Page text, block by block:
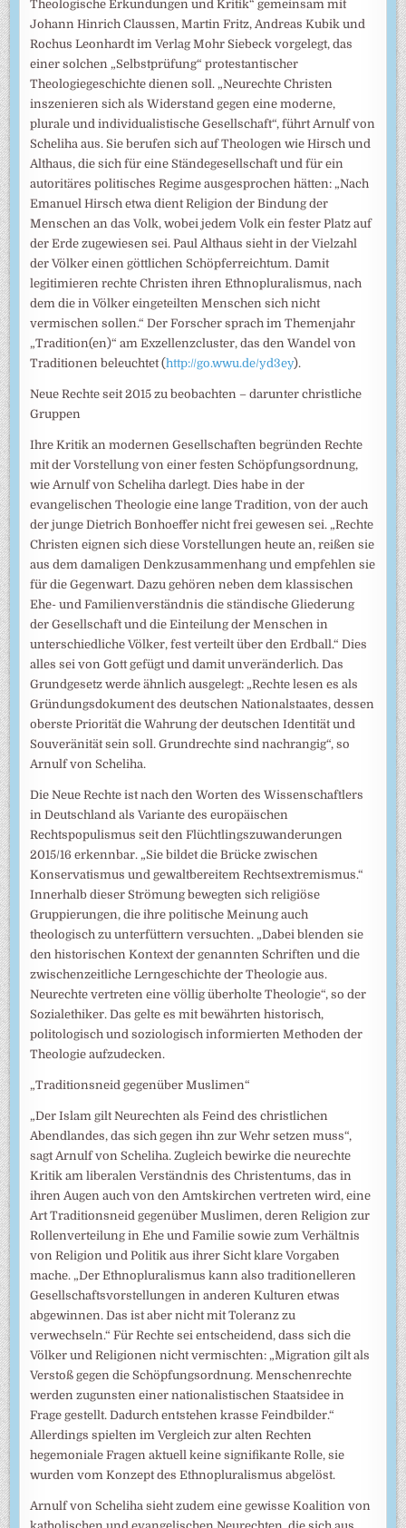
Theologische Erkundungen und Kritik“ gemeinsam mit
Johann Hinrich Claussen, Martin Fritz, Andreas Kubik und
Rochus Leonhardt im Verlag Mohr Siebeck vorgelegt, das
einer solchen „Selbstprüfung“ protestantischer
Theologiegeschichte dienen soll. „Neurechte Christen
inszenieren sich als Widerstand gegen eine moderne,
plurale und individualistische Gesellschaft“, führt Arnulf von
Scheliha aus. Sie berufen sich auf Theologen wie Hirsch und
Althaus, die sich für eine Ständegesellschaft und für ein
autoritäres politisches Regime ausgesprochen hätten: „Nach
Emanuel Hirsch etwa dient Religion der Bindung der
Menschen an das Volk, wobei jedem Volk ein fester Platz auf
der Erde zugewiesen sei. Paul Althaus sieht in der Vielzahl
der Völker einen göttlichen Schöpferreichtum. Damit
legitimieren rechte Christen ihren Ethnopluralismus, nach
dem die in Völker eingeteilten Menschen sich nicht
vermischen sollen.“ Der Forscher sprach im Themenjahr
„Tradition(en)“ am Exzellenzcluster, das den Wandel von
Traditionen beleuchtet (http://go.wwu.de/yd3ey).
Neue Rechte seit 2015 zu beobachten – darunter christliche
Gruppen
Ihre Kritik an modernen Gesellschaften begründen Rechte
mit der Vorstellung von einer festen Schöpfungsordnung,
wie Arnulf von Scheliha darlegt. Dies habe in der
evangelischen Theologie eine lange Tradition, von der auch
der junge Dietrich Bonhoeffer nicht frei gewesen sei. „Rechte
Christen eignen sich diese Vorstellungen heute an, reißen sie
aus dem damaligen Denkzusammenhang und empfehlen sie
für die Gegenwart. Dazu gehören neben dem klassischen
Ehe- und Familienverständnis die ständische Gliederung
der Gesellschaft und die Einteilung der Menschen in
unterschiedliche Völker, fest verteilt über den Erdball.“ Dies
alles sei von Gott gefügt und damit unveränderlich. Das
Grundgesetz werde ähnlich ausgelegt: „Rechte lesen es als
Gründungsdokument des deutschen Nationalstaates, dessen
oberste Priorität die Wahrung der deutschen Identität und
Souveränität sein soll. Grundrechte sind nachrangig“, so
Arnulf von Scheliha.
Die Neue Rechte ist nach den Worten des Wissenschaftlers
in Deutschland als Variante des europäischen
Rechtspopulismus seit den Flüchtlingszuwanderungen
2015/16 erkennbar. „Sie bildet die Brücke zwischen
Konservatismus und gewaltbereitem Rechtsextremismus.“
Innerhalb dieser Strömung bewegten sich religiöse
Gruppierungen, die ihre politische Meinung auch
theologisch zu unterfüttern versuchten. „Dabei blenden sie
den historischen Kontext der genannten Schriften und die
zwischenzeitliche Lerngeschichte der Theologie aus.
Neurechte vertreten eine völlig überholte Theologie“, so der
Sozialethiker. Das gelte es mit bewährten historisch,
politologisch und soziologisch informierten Methoden der
Theologie aufzudecken.
„Traditionsneid gegenüber Muslimen“
„Der Islam gilt Neurechten als Feind des christlichen
Abendlandes, das sich gegen ihn zur Wehr setzen muss“,
sagt Arnulf von Scheliha. Zugleich bewirke die neurechte
Kritik am liberalen Verständnis des Christentums, das in
ihren Augen auch von den Amtskirchen vertreten wird, eine
Art Traditionsneid gegenüber Muslimen, deren Religion zur
Rollenverteilung in Ehe und Familie sowie zum Verhältnis
von Religion und Politik aus ihrer Sicht klare Vorgaben
mache. „Der Ethnopluralismus kann also traditionelleren
Gesellschaftsvorstellungen in anderen Kulturen etwas
abgewinnen. Das ist aber nicht mit Toleranz zu
verwechseln.“ Für Rechte sei entscheidend, dass sich die
Völker und Religionen nicht vermischten: „Migration gilt als
Verstoß gegen die Schöpfungsordnung. Menschenrechte
werden zugunsten einer nationalistischen Staatsidee in
Frage gestellt. Dadurch entstehen krasse Feindbilder.“
Allerdings spielten im Vergleich zur alten Rechten
hegemoniale Fragen aktuell keine signifikante Rolle, sie
wurden vom Konzept des Ethnopluralismus abgelöst.
Arnulf von Scheliha sieht zudem eine gewisse Koalition von